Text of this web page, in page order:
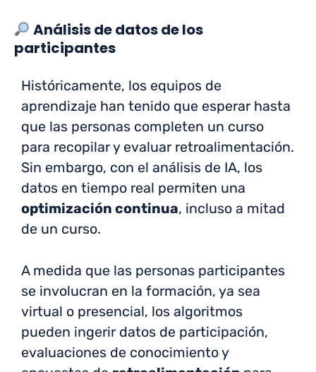
Análisis de datos de los
participantes
Históricamente, los equipos de
aprendizaje han tenido que esperar hasta
que las personas completen un curso
para recopilar y evaluar retroalimentación.
Sin embargo, con el análisis de IA, los
datos en tiempo real permiten una
optimización continua, incluso a mitad
de un curso.
A medida que las personas participantes
se involucran en la formación, ya sea
virtual o presencial, los algoritmos
pueden ingerir datos de participación,
evaluaciones de conocimiento y